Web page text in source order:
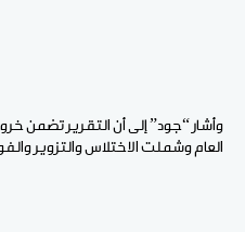
وأشار “جود” إلى أن التقرير تضمن
العام وشملت الاختلاس والتزوير